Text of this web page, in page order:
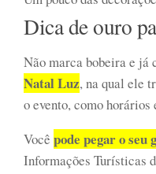
Dica de ouro
Não marca bobeira e já
Natal Luz, na qual ele
o evento, como
Você pode pegar o
Informações Turísticas